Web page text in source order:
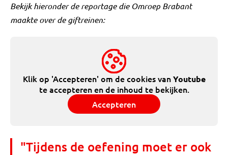
Bekijk hieronder de reportage die Omroep Brabant
maakte over de giftreinen:
Klik op 'Accepteren' om de cookies vanYoutube
te accepteren en de inhoud te bekijken.
Accepteren
"Tijdens de oefening moet er ook